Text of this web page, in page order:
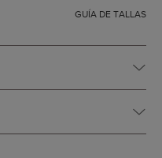
GUÍA DE TALLAS